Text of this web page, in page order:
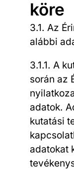
köre
3.1. Az
alábbi
3.1.1. A
során az
adatok.
kutatási
adatokat